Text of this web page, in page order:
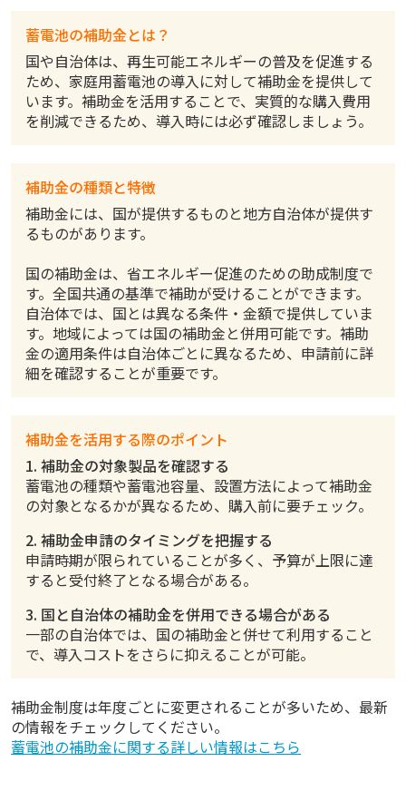
蓄電池の補助金とは？
国や自治体は、再生可能エネルギーの普及を促進する
ため、家庭用蓄電池の導入に対して補助金を提供して
います。補助金を活用することで、実質的な購入費用
を削減できるため、導入時には必ず確認しましょう。
補助金の種類と特徴
補助金には、国が提供するものと地方自治体が提供す
るものがあります。
国の補助金は、省エネルギー促進のための助成制度で
す。全国共通の基準で補助が受けることができます。
自治体では、国とは異なる条件・金額で提供していま
す。地域によっては国の補助金と併用可能です。補助
金の適用条件は自治体ごとに異なるため、申請前に詳
細を確認することが重要です。
補助金を活用する際のポイント
1. 補助金の対象製品を確認する
蓄電池の種類や蓄電池容量、設置方法によって補助金
の対象となるかが異なるため、購入前に要チェック。
2. 補助金申請のタイミングを把握する
申請時期が限られていることが多く、予算が上限に達
すると受付終了となる場合がある。
3. 国と自治体の補助金を併用できる場合がある
一部の自治体では、国の補助金と併せて利用すること
で、導入コストをさらに抑えることが可能。
補助金制度は年度ごとに変更されることが多いため、最新
の情報をチェックしてください。
蓄電池の補助金に関する詳しい情報はこちら